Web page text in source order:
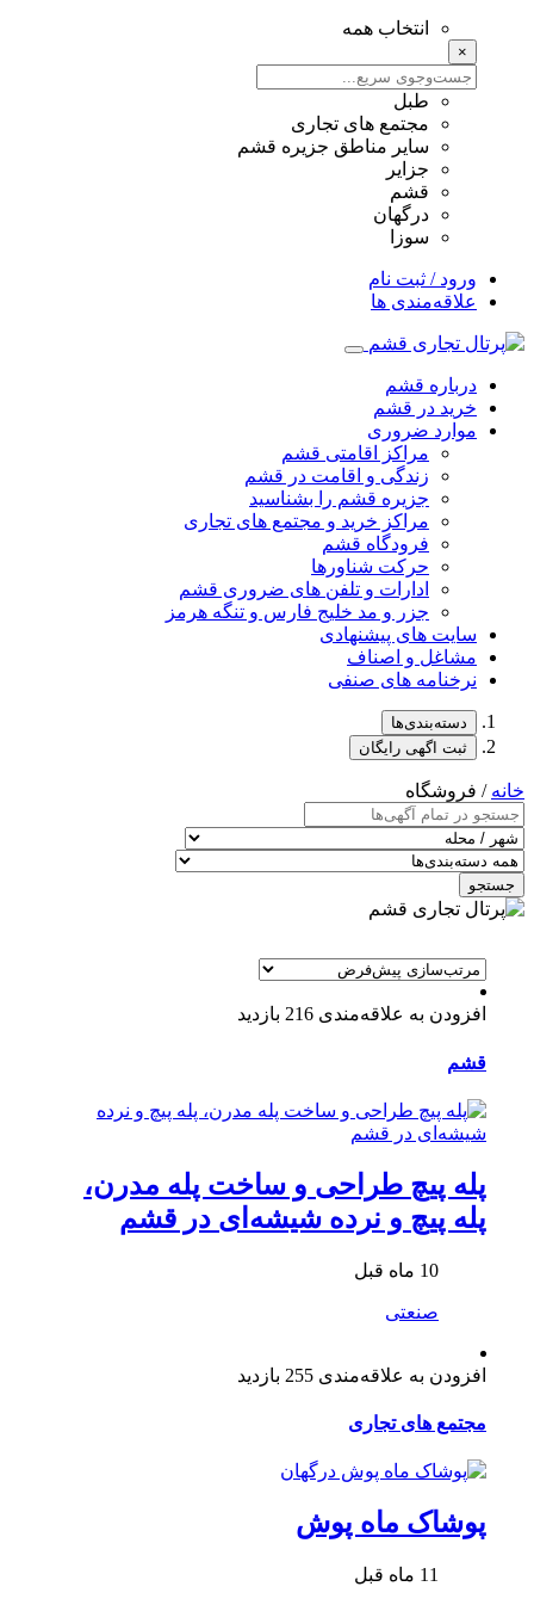
انتخاب همه
×
طبل
مجتمع های تجاری
سایر مناطق جزیره قشم
جزایر
قشم
درگهان
سوزا
ورود / ثبت نام
علاقه‌مندی ها
درباره قشم
خرید در قشم
موارد ضروری
مراکز اقامتی قشم
زندگی و اقامت در قشم
جزیره قشم را بشناسید
مراکز خرید و مجتمع های تجاری
فرودگاه قشم
حرکت شناورها
ادارات و تلفن های ضروری قشم
جزر و مد خلیج فارس و تنگه هرمز
سایت های پیشنهادی
مشاغل و اصناف
نرخنامه های صنفی
دسته‌بندی‌ها
ثبت اگهی رایگان
خانه / فروشگاه
جستجو
افزودن به علاقه‌مندی 216 بازدید
قشم
پله پیچ طراحی و ساخت پله مدرن،
پله پیچ و نرده شیشه‌ای در قشم
10 ماه قبل
صنعتی
افزودن به علاقه‌مندی 255 بازدید
مجتمع های تجاری
پوشاک ماه پوش
11 ماه قبل